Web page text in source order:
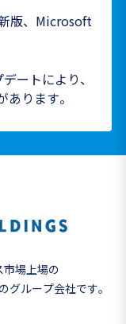
版、Microsoft
ートにより、
ります。
場上場の
グループ会社です。